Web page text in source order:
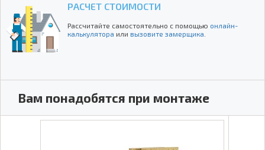
РАСЧЕТ СТОИМОСТИ
Рассчитайте самостоятельно с помощью онлайн-
калькулятора или вызовите замерщика
Вам понадобятся при монтаже